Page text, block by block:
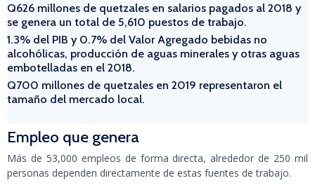
Q626 millones de quetzales en salarios pagados al 2018 y
se genera un total de 5,610 puestos de trabajo.
1.3% del PIB y 0.7% del Valor Agregado bebidas no
alcohólicas, producción de aguas minerales y otras aguas
embotelladas en el 2018.
Q700 millones de quetzales en 2019 representaron el
tamaño del mercado local.
Empleo que genera
Más de 53,000 empleos de forma directa, alrededor de 250 mil
personas dependen directamente de estas fuentes de trabajo.